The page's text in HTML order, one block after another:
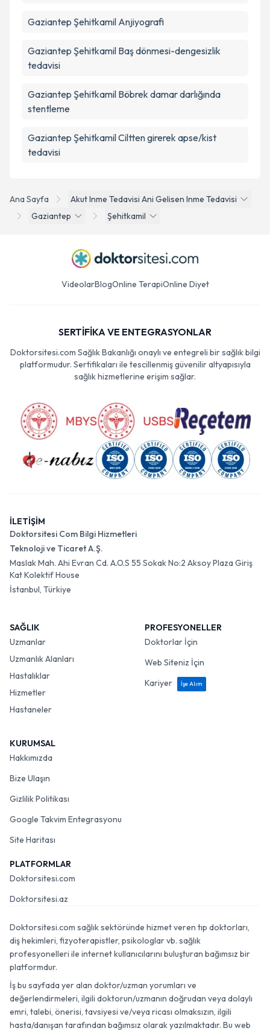
Ana Sayfa
Akut Inme Tedavisi Ani Gelisen Inme Tedavisi
Gaziantep
Şehitkamil
Gaziantep Şehitkamil Anjiyografi
Gaziantep Şehitkamil Baş dönmesi-dengesizlik
tedavisi
Gaziantep Şehitkamil Böbrek damar darlığında
stentleme
Gaziantep Şehitkamil Ciltten girerek apse/kist
tedavisi
VideolarBlogOnline TerapiOnline Diyet
SERTİFİKA VE ENTEGRASYONLAR
Doktorsitesi.com Sağlık Bakanlığı onaylı ve entegreli bir sağlık bilgi
platformudur. Sertifikaları ile tescillenmiş güvenilir altyapısıyla
sağlık hizmetlerine erişim sağlar.
İLETİŞİM
Doktorsitesi Com Bilgi Hizmetleri
Teknoloji ve Ticaret A.Ş.
Maslak Mah. Ahi Evran Cd. A.O.S 55 Sokak No:2 Aksoy Plaza Giriş
Kat Kolektif House
İstanbul, Türkiye
SAĞLIK
Uzmanlar
Uzmanlık Alanları
Hastalıklar
Hizmetler
Hastaneler
PROFESYONELLER
Doktorlar İçin
Web Siteniz İçin
Kariyer
İşe Alım
KURUMSAL
Hakkımızda
Bize Ulaşın
Gizlilik Politikası
Google Takvim Entegrasyonu
Site Haritası
PLATFORMLAR
Doktorsitesi.com
Doktorsitesi.az
Doktorsitesi.com sağlık sektöründe hizmet veren tıp doktorları,
diş hekimleri, fizyoterapistler, psikologlar vb. sağlık
profesyonelleri ile internet kullanıcılarını buluşturan bağımsız bir
platformdur.
İş bu sayfada yer alan doktor/uzman yorumları ve
değerlendirmeleri, ilgili doktorun/uzmanın doğrudan veya dolaylı
emri, talebi, önerisi, tavsiyesi ve/veya ricası olmaksızın, ilgili
hasta/danışan tarafından bağımsız olarak yazılmaktadır. Bu web